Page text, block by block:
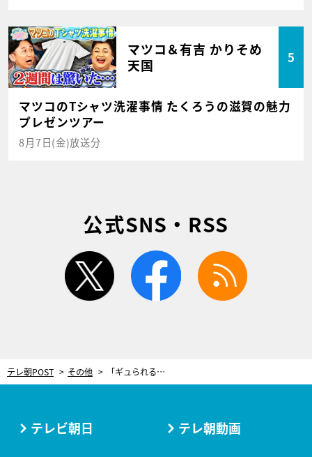
マツコ＆有吉 かりそめ
天国
5
マツコのTシャツ洗濯事情 たくろうの滋賀の魅力
プレゼンツアー
8月7日(金)放送分
公式SNS・RSS
twitter facebook
テレ朝POST その他 「ギュられる」←どんな意味？ 若者が心配すること…若者世代の新常識を池上彰が解説
テレビ朝日 テレ朝動画